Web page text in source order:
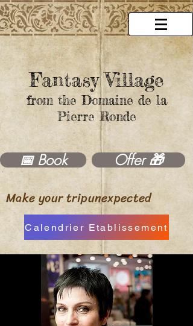
Fantasy Village
from the Domaine de la
Pierre Ronde
📅 Book Offer 🎁
Make your tripunexpected
Calendrier Etablissement